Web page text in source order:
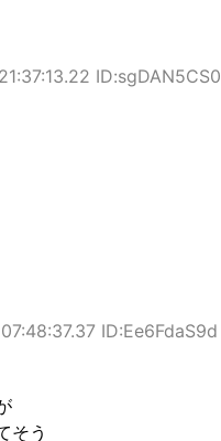
ID:sgDAN5CS0
ID:Ee6FdaS9d
そう